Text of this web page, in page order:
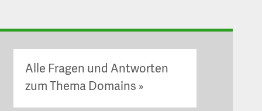
Alle Fragen und Antworten
zum Thema Domains